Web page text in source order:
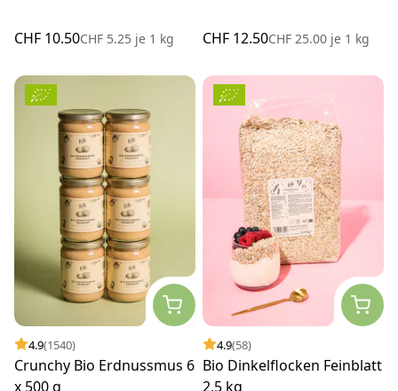
CHF 10.50CHF 5.25 je 1 kg CHF 12.50CHF 25.00 je 1 kg
4.9(1540)
Crunchy Bio Erdnussmus 6
x 500 g
4.9(58)
Bio Dinkelflocken Feinblatt
2,5 kg